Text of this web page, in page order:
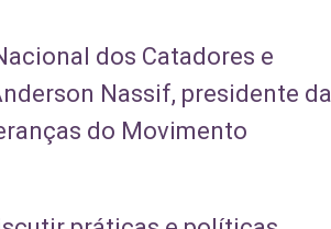
dos Catadores e
Nassif, presidente da
do Movimento